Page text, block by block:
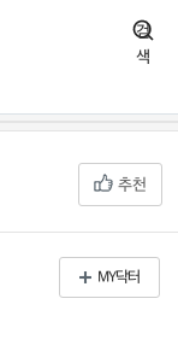
검
색
추천
MY닥터